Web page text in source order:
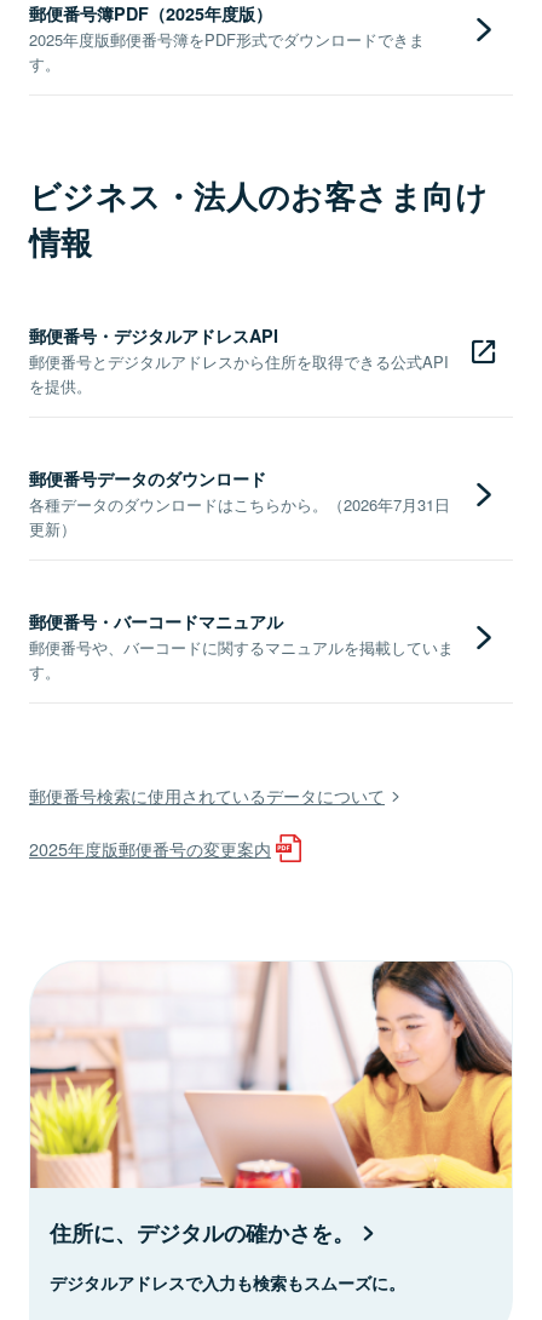
郵便番号簿PDF（2025年度版）
2025年度版郵便番号簿をPDF形式でダウンロードできま
す。
ビジネス・法人のお客さま向け
情報
郵便番号・デジタルアドレスAPI
郵便番号とデジタルアドレスから住所を取得できる公式API
を提供。
郵便番号データのダウンロード
各種データのダウンロードはこちらから。（2026年7月31日
更新）
郵便番号・バーコードマニュアル
郵便番号や、バーコードに関するマニュアルを掲載していま
す。
郵便番号検索に使用されているデータについて
2025年度版郵便番号の変更案内
住所に、デジタルの確かさを。
デジタルアドレスで入力も検索もスムーズに。